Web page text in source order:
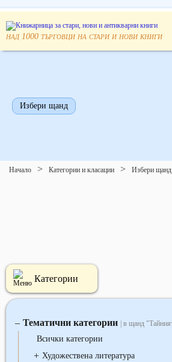
над 1000 търговци на стари и нови книги
Избери щанд
Начало Категории и класации Избери щанд
Категории
‒ Тематични категории | в щанд
Всички категории
+ Художествена литература